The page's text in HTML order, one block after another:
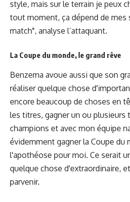
style, mais sur le terrain je peux
tout moment, ça dépend de mes
match", analyse l’attaquant.
La Coupe du monde, le grand rêve
Benzema avoue aussi que son
réaliser quelque chose
encore beaucoup de choses en
les titres, gagner un ou plusieurs
champions et avec mon équipe
évidemment gagner la Coupe du
l'apothéose pour moi. Ce serait
quelque chose d'extraordinaire,
parvenir.